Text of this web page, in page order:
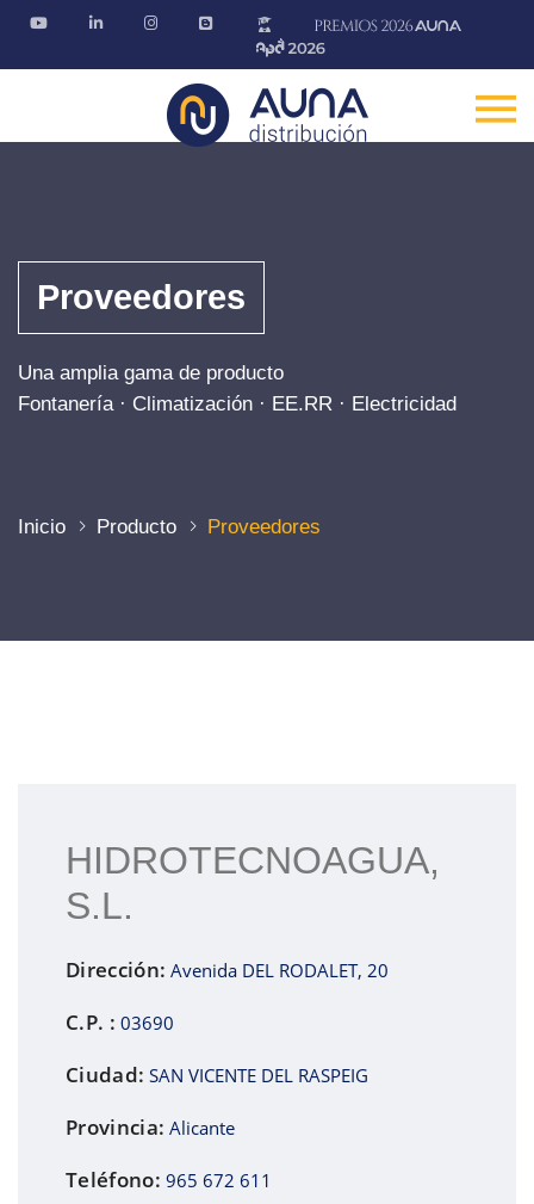
Proveedores
Una amplia gama de producto
Fontanería · Climatización · EE.RR · Electricidad
Inicio Producto Proveedores
HIDROTECNOAGUA,
S.L.
Dirección: Avenida DEL RODALET, 20
C.P. : 03690
Ciudad: SAN VICENTE DEL RASPEIG
Provincia: Alicante
Teléfono: 965 672 611